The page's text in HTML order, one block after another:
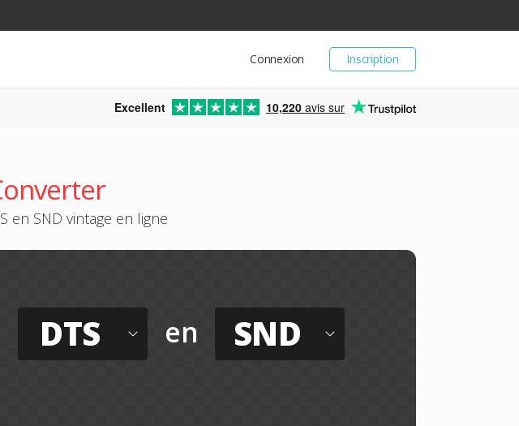
Inscription
Connexion
Excellent 10,220 avis sur
en SND vintage en ligne
DTS en SND